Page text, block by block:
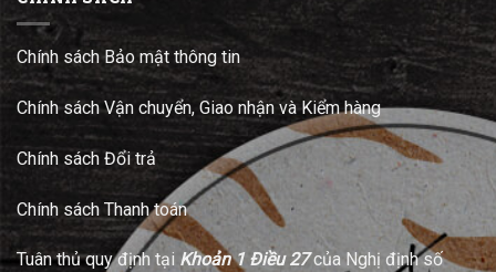
Chính sách Bảo mật thông tin
Chính sách Vận chuyển, Giao nhận và Kiểm hàng
Chính sách Đổi trả
Chính sách Thanh toán
Tuân thủ quy định tại Khoản 1 Điều 27của Nghị định số